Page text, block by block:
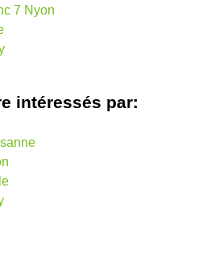
7 Nyon
intéressés par: